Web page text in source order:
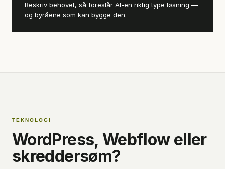
Beskriv behovet, så foreslår AI-en riktig type løsning —
og byråene som kan bygge den.
TEKNOLOGI
WordPress, Webflow eller
skreddersøm?